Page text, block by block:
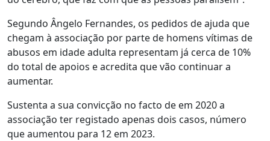
Segundo Ângelo Fernandes, os pedidos de ajuda que
chegam à associação por parte de homens vítimas de
abusos em idade adulta representam já cerca de 10%
do total de apoios e acredita que vão continuar a
aumentar.
Sustenta a sua convicção no facto de em 2020 a
associação ter registado apenas dois casos, número
que aumentou para 12 em 2023.